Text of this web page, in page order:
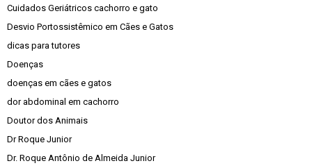
Cuidados Geriátricos cachorro e gato
Desvio Portossistêmico em Cães e Gatos
dicas para tutores
Doenças
doenças em cães e gatos
dor abdominal em cachorro
Doutor dos Animais
Dr Roque Junior
Dr. Roque Antônio de Almeida Junior